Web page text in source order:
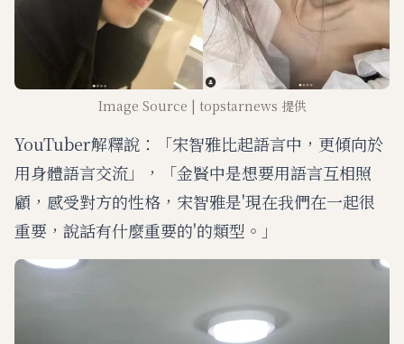
Image Source | topstarnews 提供
YouTuber解釋說：「宋智雅比起語言中，更傾向於
用身體語言交流」，「金賢中是想要用語言互相照
顧，感受對方的性格，宋智雅是'現在我們在一起很
重要，說話有什麼重要的'的類型。」